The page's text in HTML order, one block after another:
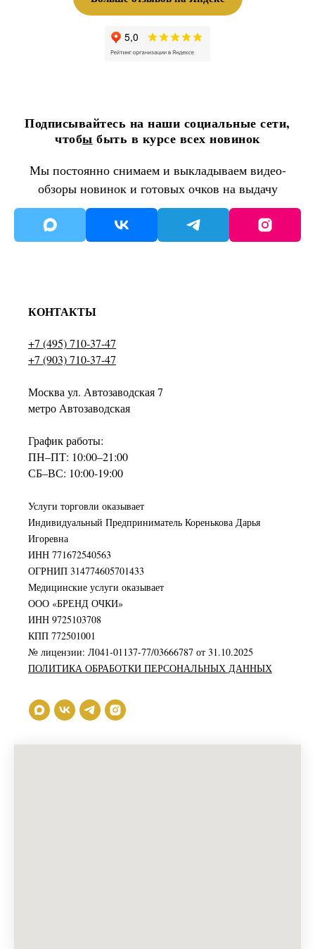
Подписывайтесь на наши социальные сети,
чтобы быть в курсе всех новинок
Мы постоянно снимаем и выкладываем видео-
обзоры новинок и готовых очков на выдачу
КОНТАКТЫ
+7 (495) 710-37-47
+7 (903) 710-37-47
Москва ул. Автозаводская 7
метро Автозаводская
График работы:
ПН–ПТ: 10:00–21:00
СБ–ВС: 10:00-19:00
Услуги торговли оказывает
Индивидуальный Предприниматель Коренькова Дарья
Игоревна
ИНН 771672540563
ОГРНИП 314774605701433
Медицинские услуги оказывает
ООО «БРЕНД ОЧКИ»
ИНН 9725103708
КПП 772501001
№ лицензии: Л041-01137-77/03666787 от 31.10.2025
ПОЛИТИКА ОБРАБОТКИ ПЕРСОНАЛЬНЫХ ДАННЫХ